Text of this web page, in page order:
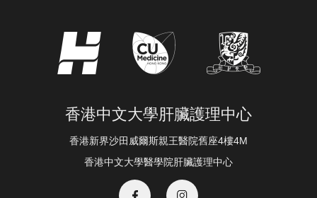
香港中文大學肝臟護理中心
香港新界沙田威爾斯親王醫院舊座4樓4M
香港中文大學醫學院肝臟護理中心